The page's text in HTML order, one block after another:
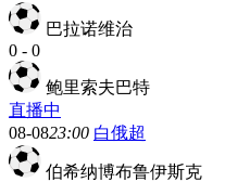
巴拉诺维治
0 - 0
鲍里索夫巴特
直播中
08-0823:00 白俄超
伯希纳博布鲁伊斯克